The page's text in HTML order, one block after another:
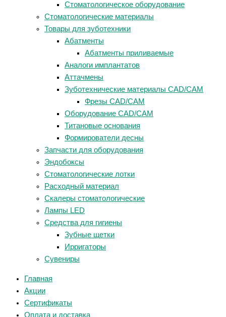
Стоматологическое оборудование
Стоматологические материалы
Товары для зуботехники
Абатменты
Абатменты приливаемые
Аналоги имплантатов
Аттачмены
Зуботехнические материалы CAD/CAM
Фрезы CAD/CAM
Оборудование CAD/CAM
Титановые основания
Формирователи десны
Запчасти для оборудования
Эндобоксы
Стоматологические лотки
Расходный материал
Скалеры стоматологические
Лампы LED
Средства для гигиены
Зубные щетки
Ирригаторы
Сувениры
Главная
Акции
Сертификаты
Оплата и доставка